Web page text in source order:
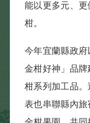
能以更多元、
柑。
今年宜蘭縣政
金柑好神」品
柑系列加工品
表也串聯縣內